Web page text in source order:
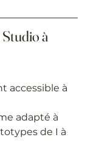
à
accessible à
adapté à
de I à